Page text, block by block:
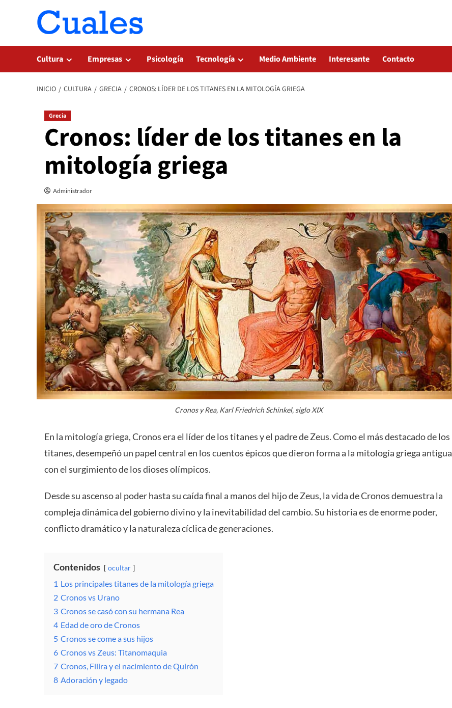
Cultura Empresas Psicología Tecnología Medio Ambiente Interesante Contacto
INICIO CULTURA GRECIA CRONOS: LÍDER DE LOS TITANES EN LA MITOLOGÍA GRIEGA
Grecia
Cronos: líder de los titanes en la
mitología griega
Administrador
Cronos y Rea, Karl Friedrich Schinkel, siglo XIX
En la mitología griega, Cronos era el líder de los titanes y el padre de Zeus. Como el más destacado de los
titanes, desempeñó un papel central en los cuentos épicos que dieron forma a la mitología griega antigua
con el surgimiento de los dioses olímpicos.
Desde su ascenso al poder hasta su caída final a manos del hijo de Zeus, la vida de Cronos demuestra la
compleja dinámica del gobierno divino y la inevitabilidad del cambio. Su historia es de enorme poder,
conflicto dramático y la naturaleza cíclica de generaciones.
Contenidos ocultar
1 Los principales titanes de la mitología griega
2 Cronos vs Urano
3 Cronos se casó con su hermana Rea
4 Edad de oro de Cronos
5 Cronos se come a sus hijos
6 Cronos vs Zeus: Titanomaquia
7 Cronos, Filira y el nacimiento de Quirón
8 Adoración y legado